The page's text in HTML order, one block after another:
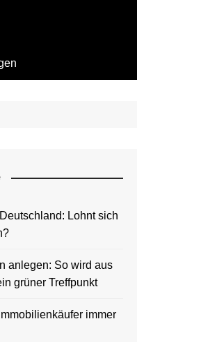
Lohnt sich
anlegen: So wird aus
grüner Treffpunkt
immer